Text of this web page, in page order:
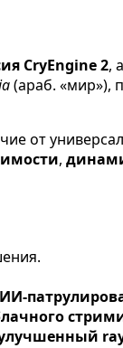
CryEngine 2,
(араб. «мир»),
от
,